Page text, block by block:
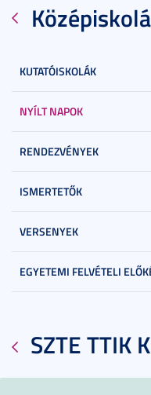
KUTATÓISKOLÁK
NYÍLT NAPOK
RENDEZVÉNYEK
ISMERTETŐK
VERSENYEK
EGYETEMI FELVÉTELI
SZTE TTIK